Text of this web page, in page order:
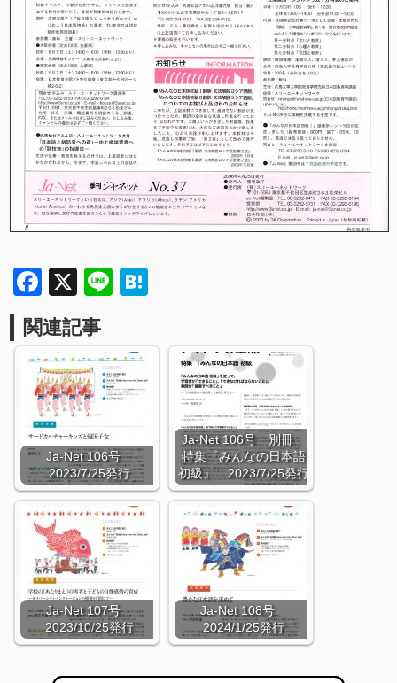
Facebook
X Line
関連記事
Ja-Net 106号
2023/7/25発行
Ja-Net 106号 別冊
特集『みんなの日本語
初級』 2023/7/25発行
Ja-Net 107号
2023/10/25発行
Ja-Net 108号
2024/1/25発行